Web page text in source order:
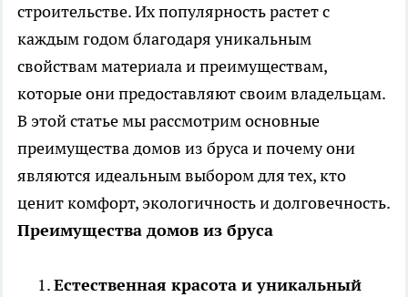
строительстве. Их популярность растет с
каждым годом благодаря уникальным
свойствам материала и преимуществам,
которые они предоставляют своим владельцам.
В этой статье мы рассмотрим основные
преимущества домов из бруса и почему они
являются идеальным выбором для тех, кто
ценит комфорт, экологичность и долговечность.
Преимущества домов из бруса
Естественная красота и уникальный